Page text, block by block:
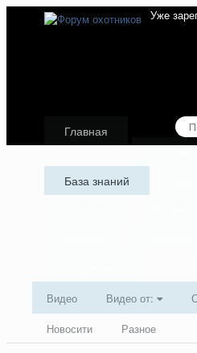
Уже
Главная
База знаний
Видео Видео от:
Новосити
Разное